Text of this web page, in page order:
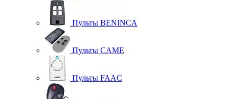
Пульты BENINCA
Пульты CAME
Пульты FAAC